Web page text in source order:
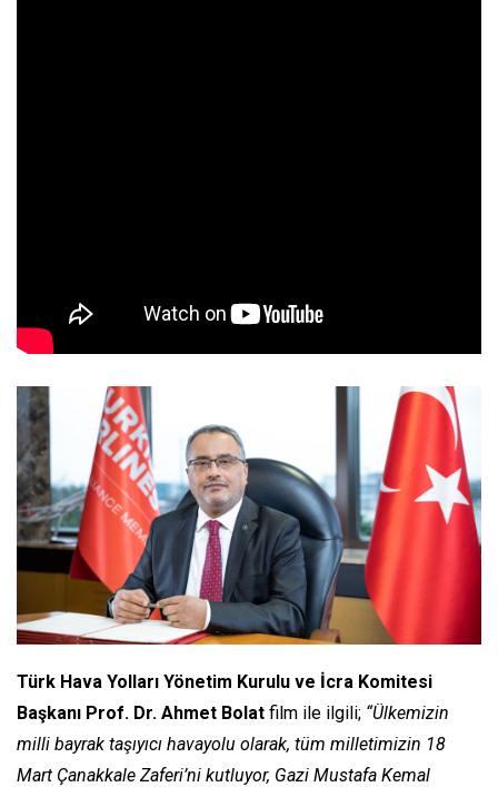
Türk Hava Yolları Yönetim Kurulu ve İcra Komitesi
Başkanı Prof. Dr. Ahmet Bolat film ile ilgili; “Ülkemizin
milli bayrak taşıyıcı havayolu olarak, tüm milletimizin 18
Mart Çanakkale Zaferi’ni kutluyor, Gazi Mustafa Kemal